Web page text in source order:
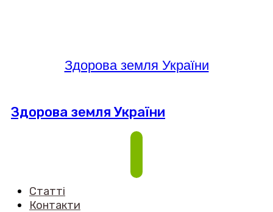
Здорова земля України
Здорова земля України
Статті
Контакти